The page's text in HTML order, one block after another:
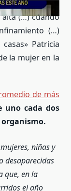
(…) cuando
(…)
Patricia
la mujer en la
de más
uno cada dos
niñas y
desaparecidas
que, en la
el año